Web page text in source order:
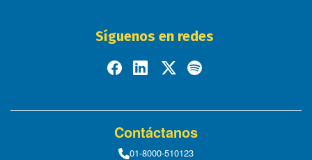
Síguenos en redes
Contáctanos
01-8000-510123